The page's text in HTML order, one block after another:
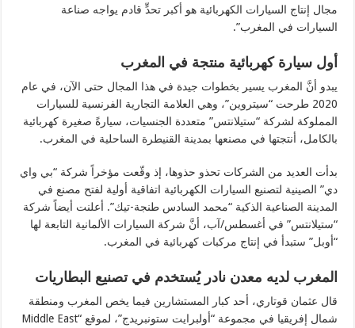
مجال إنتاج السيارات الكهربائية هو أكبر تحدٍّ قادم يواجه صناعة
السيارات في المغرب”.
أول سيارة كهربائية منتجة في المغرب
يبدو أنَّ المغرب يسير بخطوات جيدة في هذا المجال حتى الآن، في عام
2020 طرحت “سيتروين”، وهي العلامة التجارية الفرنسية للسيارات
المملوكة لشركة “ستيلانتس” متعددة الجنسيات، سيارةً صغيرة كهربائية
بالكامل، أنتجتها في مصنعها بمدينة القنيطرة الساحلية في المغرب.
بدأت العديد من الشركات تحذو حذوها، إذ وقّعت مؤخراً شركة “بي واي
دي” الصينية لتصنيع السيارات الكهربائية اتفاقية أولية لفتح مصنع في
المدينة الصناعية الذكية “محمد السادس طنجة-تيك”. أعلنت أيضاً شركة
“ستيلانتس” في أغسطس/آب، أنَّ شركة السيارات الألمانية التابعة لها
“أوبل” ستبدأ في إنتاج مركبات كهربائية في المغرب.
المغرب لديه معدن نادر يُستخدم في تصنيع البطاريات
قال عثمان قوتاري، أحد كبار المستشارين فيما يخص المغرب ومنطقة
شمال إفريقيا في مجموعة “أولبرايت ستونبريدج”، لموقع “Middle East